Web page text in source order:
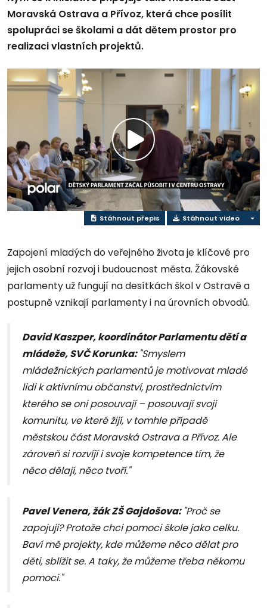
Moravská Ostrava a Přívoz, která chce posílit
spolupráci se školami a dát dětem prostor pro
realizaci vlastních projektů.
Přehrát
video
Stáhnout přepis Stáhnout video
Zapojení mladých do veřejného života je klíčové pro
jejich osobní rozvoj i budoucnost města. Žákovské
parlamenty už fungují na desítkách škol v Ostravě a
postupně vznikají parlamenty i na úrovních obvodů.
David Kaszper, koordinátor Parlamentu dětí a
mládeže, SVČ Korunka: "Smyslem
mládežnických parlamentů je motivovat mladé
lidi k aktivnímu občanství, prostřednictvím
kterého se oni posouvají – posouvají svoji
komunitu, ve které žijí, v tomhle případě
městskou část Moravská Ostrava a Přívoz. Ale
zároveň si rozvíjí i svoje kompetence tím, že
něco dělají, něco tvoří."
Pavel Venera, žák ZŠ Gajdošova: "Proč se
zapojuji? Protože chci pomoci škole jako celku.
Baví mě projekty, kde můžeme něco dělat pro
děti, sblížit se. A taky, že můžeme třeba někomu
pomoci."